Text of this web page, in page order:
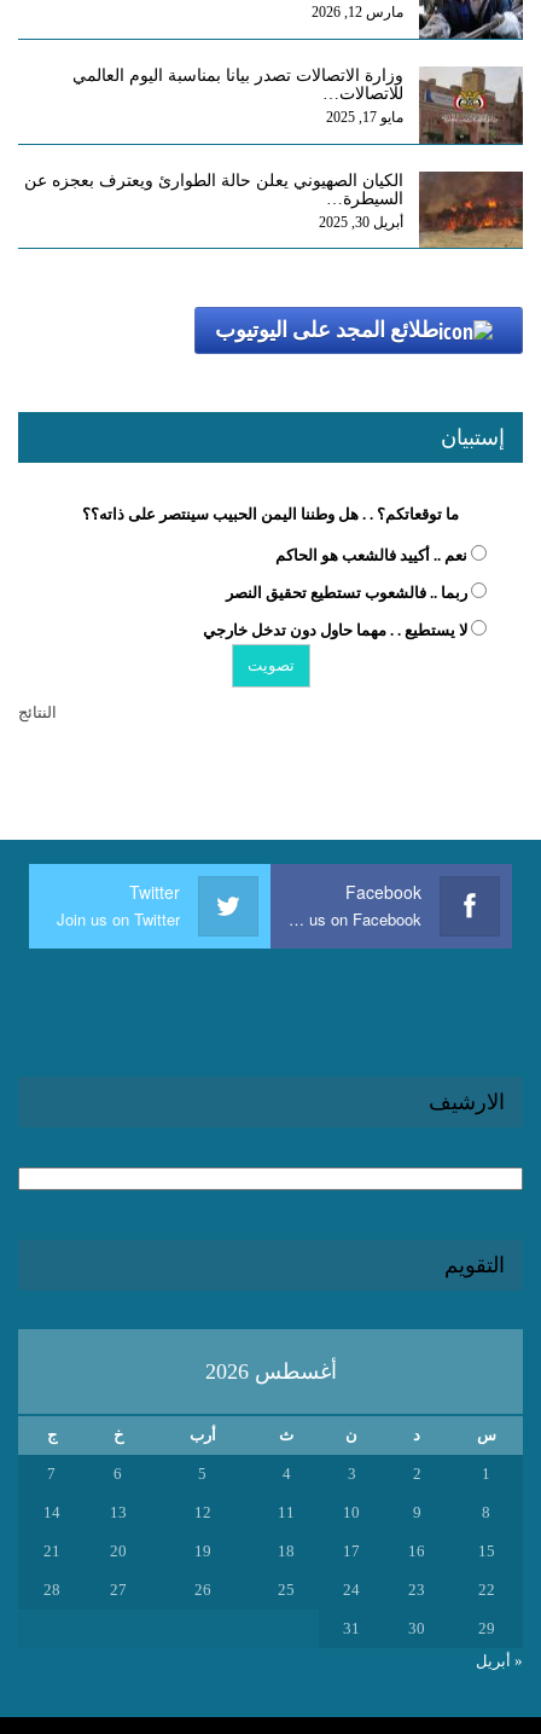
مارس 12, 2026
وزارة الاتصالات تصدر بيانا بمناسبة اليوم العالمي
للاتصالات…
مايو 17, 2025
الكيان الصهيوني يعلن حالة الطوارئ ويعترف بعجزه عن
السيطرة…
أبريل 30, 2025
طلائع المجد على اليوتيوب
إستبيان
ما توقعاتكم؟ . . هل وطننا اليمن الحبيب سينتصر على ذاته؟؟
نعم .. أكييد فالشعب هو الحاكم
ربما .. فالشعوب تستطيع تحقيق النصر
لا يستطيع . . مهما حاول دون تدخل خارجي
النتائج
Facebook
Join us on Facebook
Twitter
Join us on Twitter
الارشيف
التقويم
أغسطس 2026
س د ن ث أرب خ ج
1
2
3
4
5
6
7
8
9
10
11
12
13
14
15
16
17
18
19
20
21
22
23
24
25
26
27
28
29
30
31
« أبريل